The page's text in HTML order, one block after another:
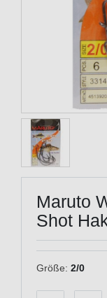
Maruto
Shot
Größe: 2/0